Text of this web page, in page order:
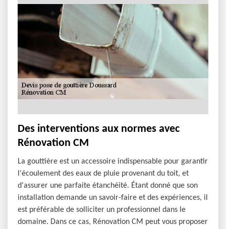
Des interventions aux normes avec
Rénovation CM
La gouttière est un accessoire indispensable pour garantir
l'écoulement des eaux de pluie provenant du toit, et
d'assurer une parfaite étanchéité. Étant donné que son
installation demande un savoir-faire et des expériences, il
est préférable de solliciter un professionnel dans le
domaine. Dans ce cas, Rénovation CM peut vous proposer